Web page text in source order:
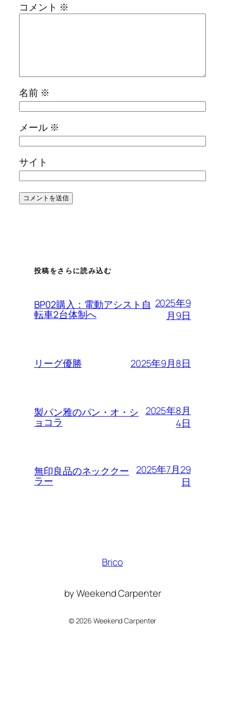
コメント ※
名前 ※
メール ※
サイト
投稿をさらに読み込む
BP02購入：電動アシスト自
転車2台体制へ
2025年9
月9日
リーグ優勝 2025年9月8日
製パン雅のパン・オ・シ
ョコラ
2025年8月
4日
無印良品のネッククー
ラー
2025年7月29
日
Brico
by Weekend Carpenter
©2026 Weekend Carpenter